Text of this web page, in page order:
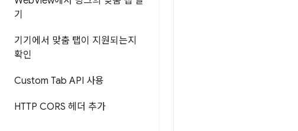
기
기기에서 맞춤 탭이 지원되는지
확인
Custom Tab API 사용
HTTP CORS 헤더 추가